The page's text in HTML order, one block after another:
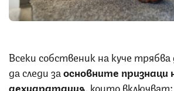
Всеки собственик на куче
да следи заосновните признаци
дехидратация, които включват: